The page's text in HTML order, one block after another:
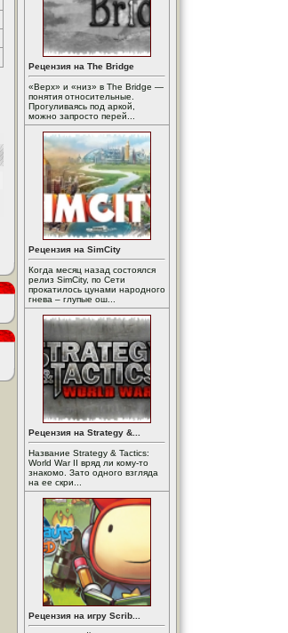
Рецензия на The Bridge
«Верх» и «низ» в The Bridge —
понятия относительные.
Прогуливаясь под аркой,
можно запросто перей...
Рецензия на SimCity
Когда месяц назад состоялся
релиз SimCity, по Сети
прокатилось цунами народного
гнева – глупые ош...
Рецензия на Strategy &...
Название Strategy & Tactics:
World War II вряд ли кому-то
знакомо. Зато одного взгляда
на ее скри...
Рецензия на игру Scrib...